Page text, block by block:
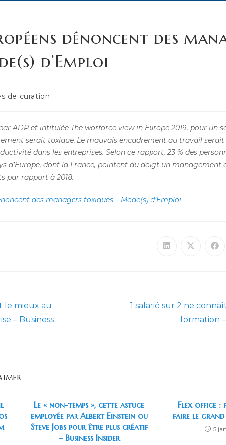
dénoncent des
d’Emploi
de curation
ADP et intitulée The worforce view in Europe 2019, pour un
serait toxique. Le mauvais encadrement au travail
dans les entreprises. Selon ce rapport, 23 % des
d’Europe, dont la France, pointent du doigt un management
par rapport à 2018.
des managers toxiques – Mode(s) d’Emploi
Ouvrir Ouvrir
le mieux au
– Business
1 salarié sur 2 ne
formation –
Le « non-temps », cette astuce
employée par Albert Einstein ou
Steve Jobs pour être plus créatif
– Business Insider
Flex office :
faire le grand
5